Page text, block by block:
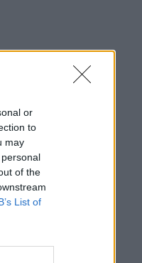
or
to
may
of the
List of
07:36
Στήριξη